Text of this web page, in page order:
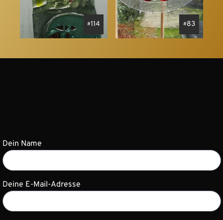
114 83
Dein Name
Deine E-Mail-Adresse